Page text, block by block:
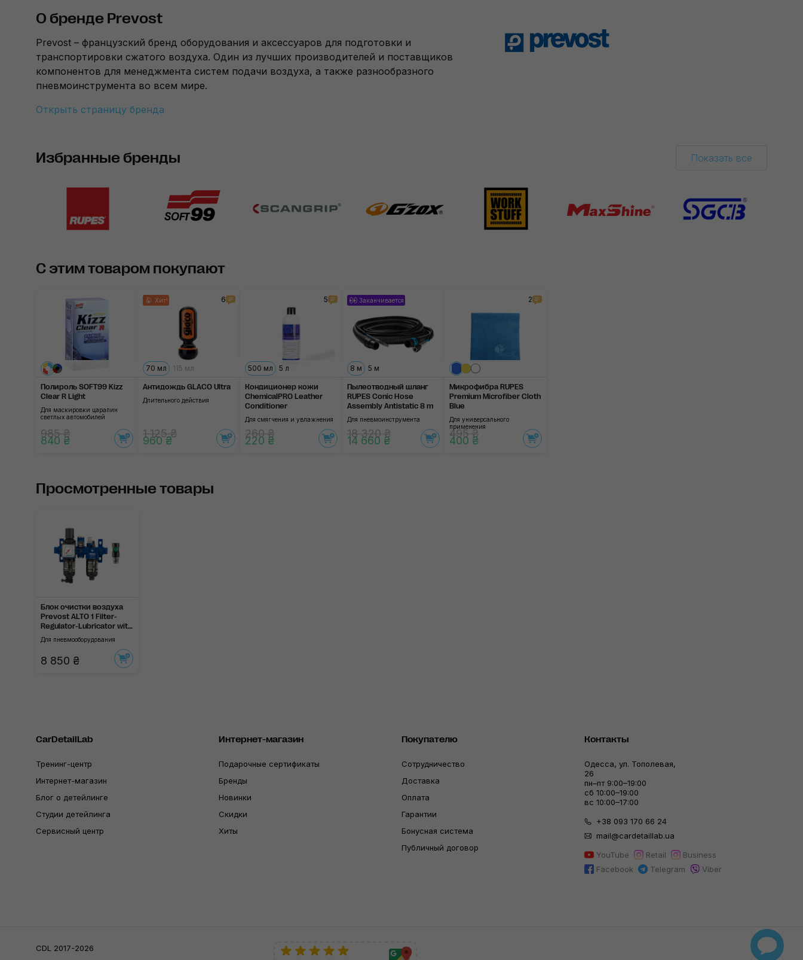
О бренде Prevost
Prevost – французский бренд оборудования и аксессуаров для подготовки и
транспортировки сжатого воздуха. Один из лучших производителей и поставщиков
компонентов для менеджмента систем подачи воздуха, а также разнообразного
пневмоинструмента во всем мире.
Открыть страницу бренда
Избранные бренды Показать все
С этим товаром покупают
Полироль SOFT99 Kizz
Clear R Light
Для маскировки царапин
светлых автомобилей
985 ₴
840 ₴
Хит! 6
70 мл 115 мл
Антидождь GLACO Ultra
Длительного действия
1 125 ₴
960 ₴
5
500 мл 5 л
Кондиционер кожи
ChemicalPRO Leather
Conditioner
Для смягчения и увлажнения
260 ₴
220 ₴
Заканчивается
8 м 5 м
Пылеотводный шланг
RUPES Conic Hose
Assembly Antistatic 8 m
Для пневмоинструмента
18 320 ₴
14 660 ₴
2
Микрофибра RUPES
Premium Microfiber Cloth
Blue
Для универсального
применения
495 ₴
400 ₴
Просмотренные товары
Блок очистки воздуха
Prevost ALTO 1 Filter-
Regulator-Lubricator with
Diverter Block
Для пневмооборудования
8 850 ₴
CarDetailLab
Тренинг-центр
Интернет-магазин
Блог о детейлинге
Студии детейлинга
Сервисный центр
Интернет-магазин
Подарочные сертификаты
Бренды
Новинки
Скидки
Хиты
Покупателю
Сотрудничество
Доставка
Оплата
Гарантии
Бонусная система
Публичный договор
Контакты
Одесса, ул. Тополевая,
26
пн–пт 9:00–19:00
сб 10:00–19:00
вс 10:00–17:00
+38 093 170 66 24
mail@cardetaillab.ua
YouTube
Retail
Business
Facebook
Telegram Viber
CDL 2017-2026